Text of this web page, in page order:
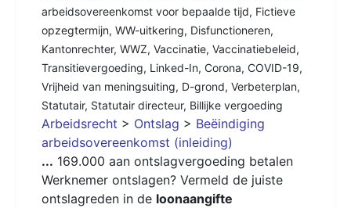
arbeidsovereenkomst voor bepaalde tijd, Fictieve
opzegtermijn, WW-uitkering, Disfunctioneren,
Kantonrechter, WWZ, Vaccinatie, Vaccinatiebeleid,
Transitievergoeding, Linked-In, Corona, COVID-19,
Vrijheid van meningsuiting, D-grond, Verbeterplan,
Statutair, Statutair directeur, Billijke vergoeding
Arbeidsrecht > Ontslag > Beëindiging
arbeidsovereenkomst (inleiding)
... 169.000 aan ontslagvergoeding betalen
Werknemer ontslagen? Vermeld de juiste
ontslagreden in de loonaangifte